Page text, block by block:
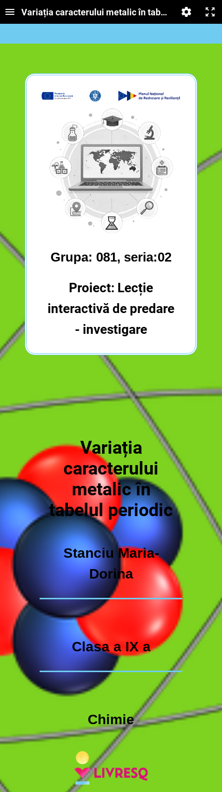
Variația caracterului metalic în tabelul periodic
Grupa: 081, seria:02
Proiect: Lecție
interactivă de predare
- investigare
Variația
caracterului
metalic în
tabelul periodic
Stanciu Maria-
Dorina
Clasa a IX a
Chimie